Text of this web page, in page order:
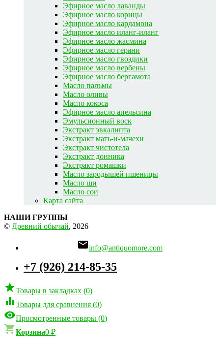
Эфирное масло лаванды
Эфирное масло корицы
Эфирное масло кардамона
Эфирное масло иланг-иланг
Эфирное масло жасмина
Эфирное масло герани
Эфирное масло гвоздики
Эфирное масло вербены
Эфирное масло бергамота
Масло пальмы
Масло оливы
Масло кокоса
Эфирное масло апельсина
Эмульсионный воск
Экстракт эвкалипта
Экстракт мать-и-мачехи
Экстракт чистотела
Экстракт донника
Экстракт ромашки
Масло зародышей пшеницы
Масло ши
Масло сои
Карта сайта
НАШИ ГРУППЫ
© Древний обычай, 2026
info@antiquomore.com
+7 (926) 214-85-35
Товары в закладках (0)
 Товары для сравнения (0)
Просмотренные товары (0)
Корзина0 ₽